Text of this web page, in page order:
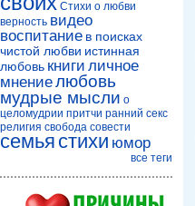
Стихи о любви
верность видео
воспитание в поисках
чистой любви истинная
любовь книги личное
мнениелюбовь
мудрые мысли о
целомудрии притчи ранний секс
религия свобода совести
семья стихи юмор
все теги